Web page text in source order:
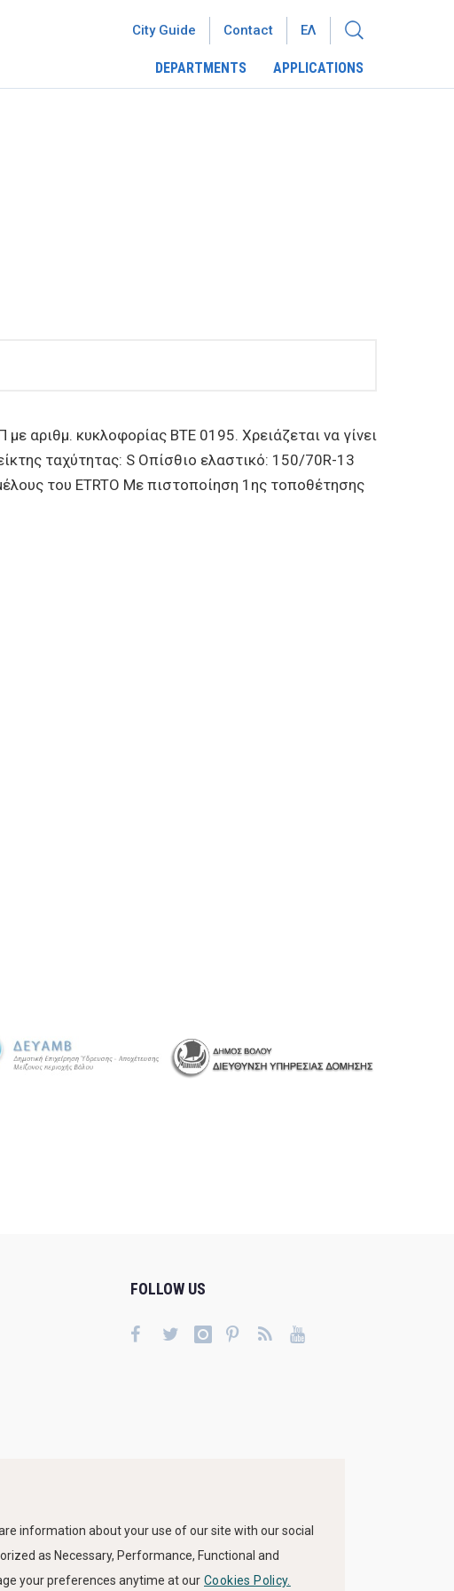
DEPARTMENTS APPLICATIONS
City Guide Contact ΕΛ
κυκλοφορίας ΒΤΕ 0195. Χρειάζεται να γίνει
ταχύτητας: S Οπίσθιο ελαστικό: 150/70R-13
του ETRTO Με πιστοποίηση 1ης τοποθέτησης
FOLLOW US
information about your use of our site with our social
as Necessary, Performance, Functional and
your preferences anytime at our Cookies Policy.